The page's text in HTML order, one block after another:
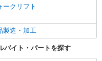
ークリフト
製造・加工
バイト・パートを探す